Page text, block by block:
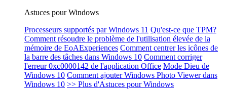
Astuces pour Windows
Processeurs supportés par Windows 11 Qu'est-ce que TPM?
Comment résoudre le problème de l'utilisation élevée de la
mémoire de EoAExperiences Comment centrer les icônes de
la barre des tâches dans Windows 10 Comment corriger
l'erreur 0xc0000142 de l'application Office Mode Dieu de
Windows 10 Comment ajouter Windows Photo Viewer dans
Windows 10 >> Plus d'Astuces pour Windows